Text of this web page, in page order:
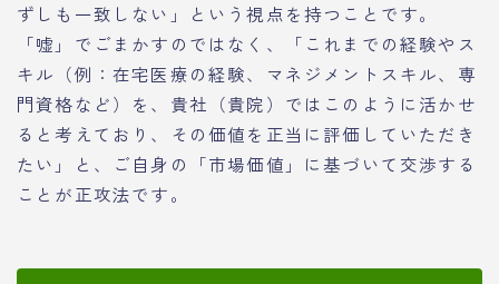
ずしも一致しない」という視点を持つことです。
「嘘」でごまかすのではなく、「これまでの経験やス
キル（例：在宅医療の経験、マネジメントスキル、専
門資格など）を、貴社（貴院）ではこのように活かせ
ると考えており、その価値を正当に評価していただき
たい」と、ご自身の「市場価値」に基づいて交渉する
ことが正攻法です。